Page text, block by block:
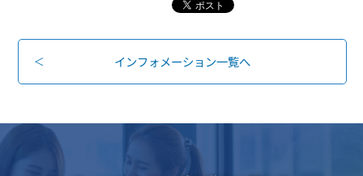
インフォメーション一覧へ